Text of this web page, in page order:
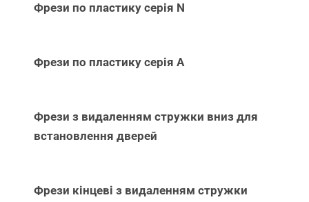
Фрези по пластику серія N
Фрези по пластику серія А
Фрези з видаленням стружки вниз для
встановлення дверей
Фрези кінцеві з видаленням стружки